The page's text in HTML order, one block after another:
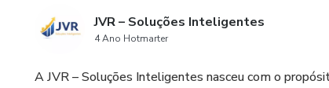
JVR – Soluções Inteligentes
4 Ano Hotmarter
A JVR – Soluções Inteligentes nasceu com o